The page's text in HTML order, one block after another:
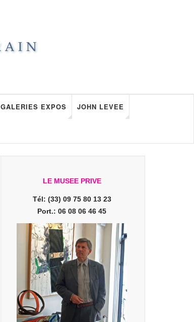
GALERIES EXPOS JOHN LEVEE
LE MUSEE PRIVE
Tél: (33) 09 75 80 13 23
Port.: 06 08 06 46 45